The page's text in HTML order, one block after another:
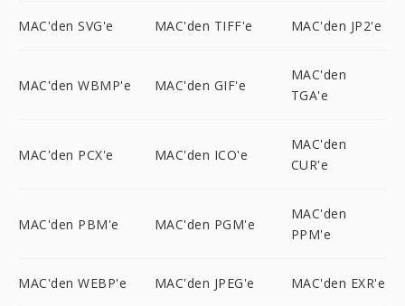
MAC'den SVG'e MAC'den TIFF'e MAC'den JP2'e
MAC'den WBMP'e MAC'den GIF'e
MAC'den
TGA'e
MAC'den PCX'e MAC'den ICO'e
MAC'den
CUR'e
MAC'den PBM'e MAC'den PGM'e
MAC'den
PPM'e
MAC'den WEBP'e MAC'den JPEG'e MAC'den EXR'e